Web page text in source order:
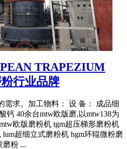
TRAPEZIUM
行业品牌
需求。加工物料： 设 备： 成品细
钙 40余台mtw欧版磨,以mtw138为
欧版磨粉机 tgm超压梯形磨粉机
超细立式磨粉机 hgm环辊微粉磨
磨粉 ...